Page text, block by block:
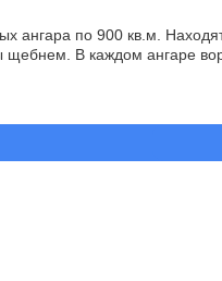
ангара по 900 кв.м.
щебнем. В каждом ангаре